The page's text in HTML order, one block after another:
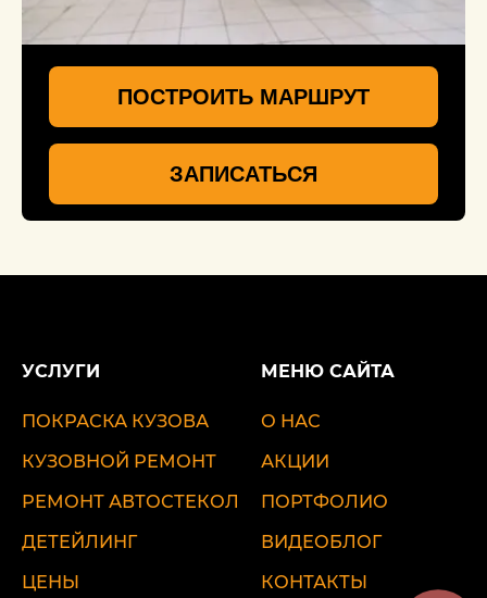
ПОСТРОИТЬ МАРШРУТ
ЗАПИСАТЬСЯ
УСЛУГИ
ПОКРАСКА КУЗОВА
КУЗОВНОЙ РЕМОНТ
РЕМОНТ АВТОСТЕКОЛ
ДЕТЕЙЛИНГ
ЦЕНЫ
МЕНЮ САЙТА
О НАС
АКЦИИ
ПОРТФОЛИО
ВИДЕОБЛОГ
КОНТАКТЫ